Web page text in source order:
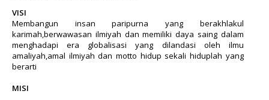
VISI
Membangun insan paripurna yang berakhlakul
karimah,berwawasan ilmiyah dan memiliki daya saing dalam
menghadapi era globalisasi yang dilandasi oleh ilmu
amaliyah,amal ilmiyah dan motto hidup sekali hiduplah yang
berarti
MISI